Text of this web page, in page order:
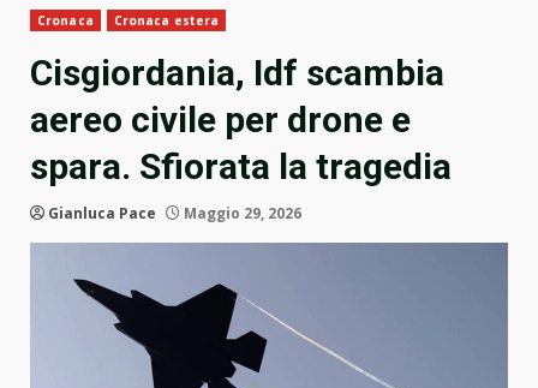
Cronaca Cronaca estera
Cisgiordania, Idf scambia
aereo civile per drone e
spara. Sfiorata la tragedia
Gianluca Pace Maggio 29, 2026